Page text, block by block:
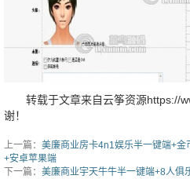
转载于文章来自云筝资源https://
谢！
上一篇： 美廉商业房卡4n1娱乐半一键端+
+安卓苹果端
下一篇： 美廉商业宇天牛牛半一键端+8人俱